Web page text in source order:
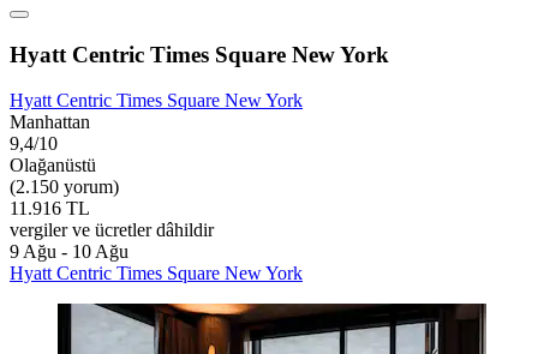
Hyatt Centric Times Square New York
Hyatt Centric Times Square New York
Manhattan
9,4/10
Olağanüstü
(2.150 yorum)
11.916 TL
vergiler ve ücretler dâhildir
9 Ağu - 10 Ağu
Hyatt Centric Times Square New York